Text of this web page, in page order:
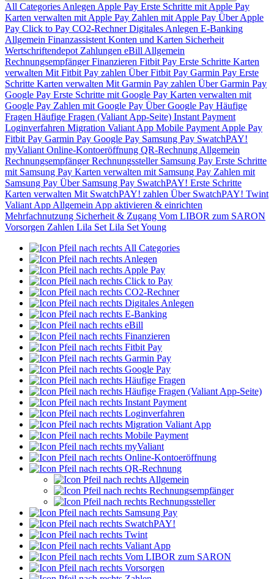
All Categories Anlegen Apple Pay Erste Schritte mit Apple Pay
Karten verwalten mit Apple Pay Zahlen mit Apple Pay Über Apple
Pay Click to Pay CO2-RechnerDigitales Anlegen E-Banking
Allgemein Finanzassistent Konten und Karten Sicherheit
Wertschriftendepot Zahlungen eBill Allgemein
RechnungsempfängerFinanzieren Fitbit Pay Erste Schritte Karten
verwalten Mit Fitbit Pay zahlen Über Fitbit Pay Garmin Pay Erste
Schritte Karten verwalten Mit Garmin Pay zahlen Über Garmin Pay
Google Pay Erste Schritte mit Google Pay Karten verwalten mit
Google Pay Zahlen mit Google Pay Über Google Pay Häufige
Fragen Häufige Fragen (Valiant App-Seite) Instant Payment
Loginverfahren Migration Valiant App Mobile Payment Apple Pay
Fitbit Pay Garmin Pay Google Pay Samsung Pay SwatchPAY!
myValiant Online-Kontoeröffnung QR-Rechnung Allgemein
RechnungsempfängerRechnungssteller Samsung Pay Erste Schritte
mit Samsung Pay Karten verwalten mit Samsung Pay Zahlen mit
Samsung Pay Über Samsung Pay SwatchPAY! Erste Schritte
Karten verwalten Mit SwatchPAY! zahlen Über SwatchPAY! Twint
Valiant App Allgemein App aktivieren & einrichten
Mehrfachnutzung Sicherheit & Zugang Vom LIBOR zum SARON
Vorsorgen Zahlen Lila Set Lila Set Young
All Categories
Anlegen
Apple Pay
Click to Pay
CO2-Rechner
Digitales Anlegen
E-Banking
eBill
Finanzieren
Fitbit Pay
Garmin Pay
Google Pay
Häufige Fragen
Häufige Fragen (Valiant App-Seite)
Instant Payment
Loginverfahren
Migration Valiant App
Mobile Payment
myValiant
Online-Kontoeröffnung
QR-Rechnung
Allgemein
Rechnungsempfänger
Rechnungssteller
Samsung Pay
SwatchPAY!
Twint
Valiant App
Vom LIBOR zum SARON
Vorsorgen